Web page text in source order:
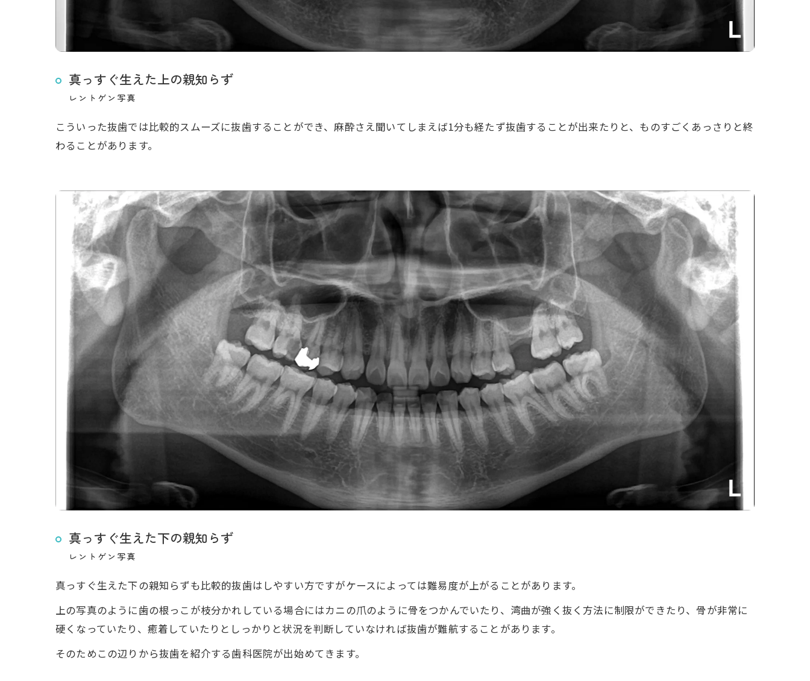
真っすぐ生えた上の親知らず
レントゲン写真
こういった抜歯では比較的スムーズに抜歯することができ、麻酔さえ聞いてしまえば1分も経たず抜歯することが出来たりと、ものすごくあっさりと終
わることがあります。
真っすぐ生えた下の親知らず
レントゲン写真
真っすぐ生えた下の親知らずも比較的抜歯はしやすい方ですがケースによっては難易度が上がることがあります。
上の写真のように歯の根っこが枝分かれしている場合にはカニの爪のように骨をつかんでいたり、湾曲が強く抜く方法に制限ができたり、骨が非常に
硬くなっていたり、癒着していたりとしっかりと状況を判断していなければ抜歯が難航することがあります。
そのためこの辺りから抜歯を紹介する歯科医院が出始めてきます。